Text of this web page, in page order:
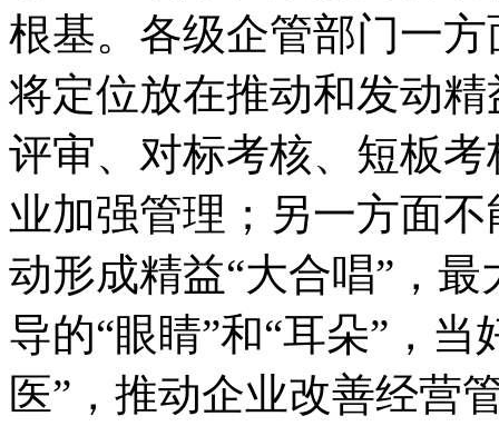
根基。各级企管部门一
将定位放在推动和发动
评审、对标考核、短板
业加强管理；另一方面
动形成精益“大合唱”，
导的“眼睛”和“耳朵”，
医”，推动企业改善经营